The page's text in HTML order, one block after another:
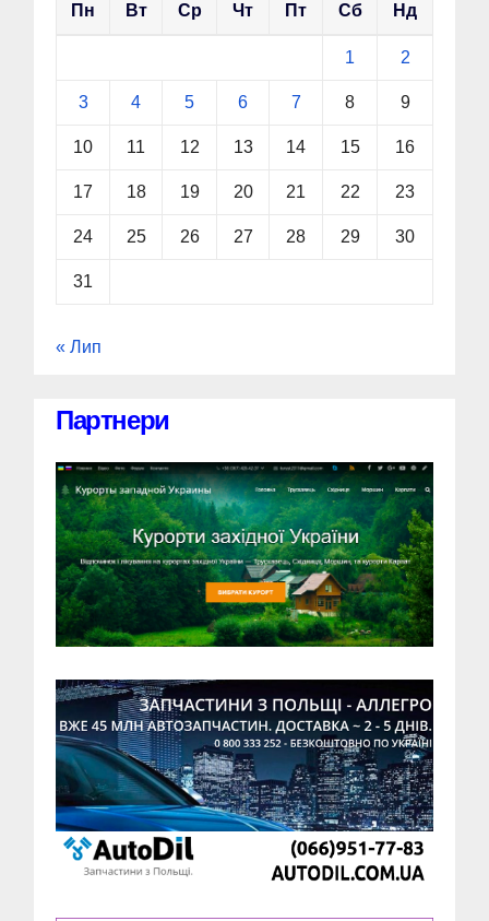
Пн Вт Ср Чт Пт Сб Нд
1 2
3 4 5 6 7 8 9
10 11 12 13 14 15 16
17 18 19 20 21 22 23
24 25 26 27 28 29 30
31
« Лип
Партнери